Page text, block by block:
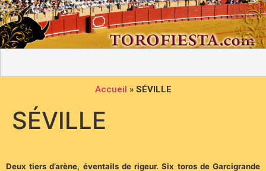
Accueil » SÉVILLE
SÉVILLE
Deux tiers d’arène, éventails de rigeur. Six toros de Garcigrande